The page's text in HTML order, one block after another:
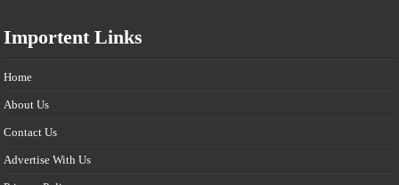
Importent Links
Home
About Us
Contact Us
Advertise With Us